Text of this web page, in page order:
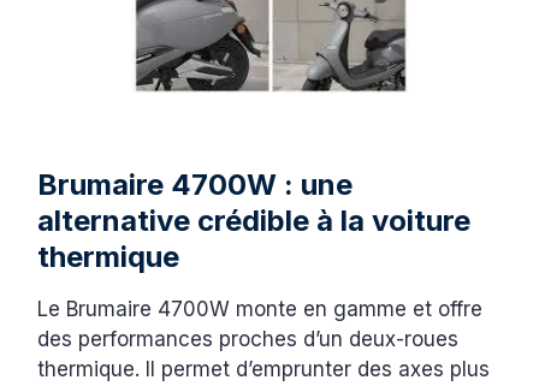
Brumaire 4700W : une
alternative crédible à la voiture
thermique
Le Brumaire 4700W monte en gamme et offre
des performances proches d’un deux-roues
thermique. Il permet d’emprunter des axes plus